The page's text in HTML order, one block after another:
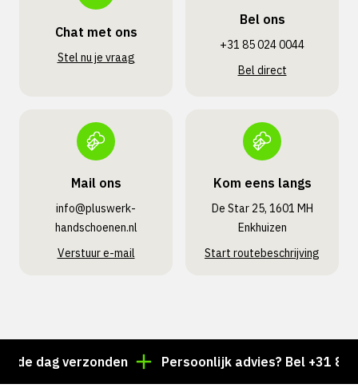
Chat met ons
Stel nu je vraag
Bel ons
+31 85 024 0044
Bel direct
Mail ons
info@pluswerk­
handschoenen.nl
Verstuur e-mail
Kom eens langs
De Star 25, 1601 MH
Enkhuizen
Start routebeschrijving
dag verzonden Persoonlijk advies? Bel +31 85